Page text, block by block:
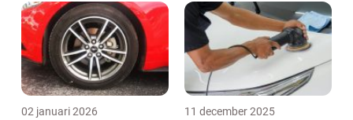
02 januari 2026 11 december 2025